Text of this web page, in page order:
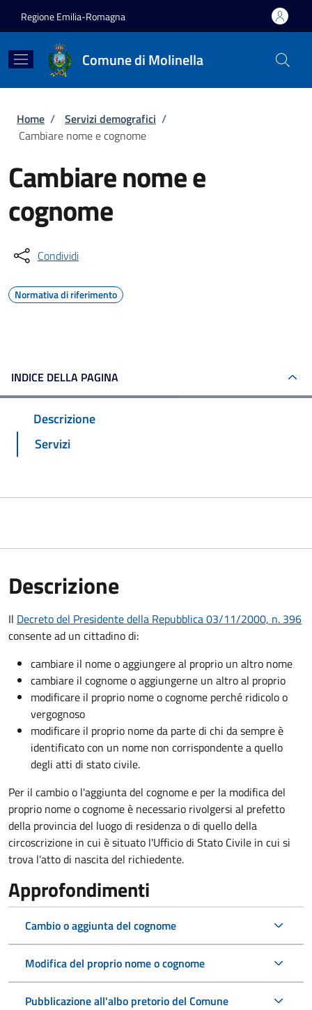
Regione Emilia-Romagna
Comune di Molinella
Briciole di pane
Home / Servizi demografici /
Cambiare nome e cognome
Cambiare nome e
cognome
Condividi
Normativa di riferimento
INDICE DELLA PAGINA
Descrizione
Servizi
Descrizione
Il Decreto del Presidente della Repubblica 03/11/2000, n. 396
consente ad un cittadino di:
cambiare il nome o aggiungere al proprio un altro nome
cambiare il cognome o aggiungerne un altro al proprio
modificare il proprio nome o cognome perché ridicolo o
vergognoso
modificare il proprio nome da parte di chi da sempre è
identificato con un nome non corrispondente a quello
degli atti di stato civile.
Per il cambio o l'aggiunta del cognome e per la modifica del
proprio nome o cognome è necessario rivolgersi al prefetto
della provincia del luogo di residenza o di quello della
circoscrizione in cui è situato l'Ufficio di Stato Civile in cui si
trova l'atto di nascita del richiedente.
Approfondimenti
Cambio o aggiunta del cognome
Modifica del proprio nome o cognome
Pubblicazione all'albo pretorio del Comune